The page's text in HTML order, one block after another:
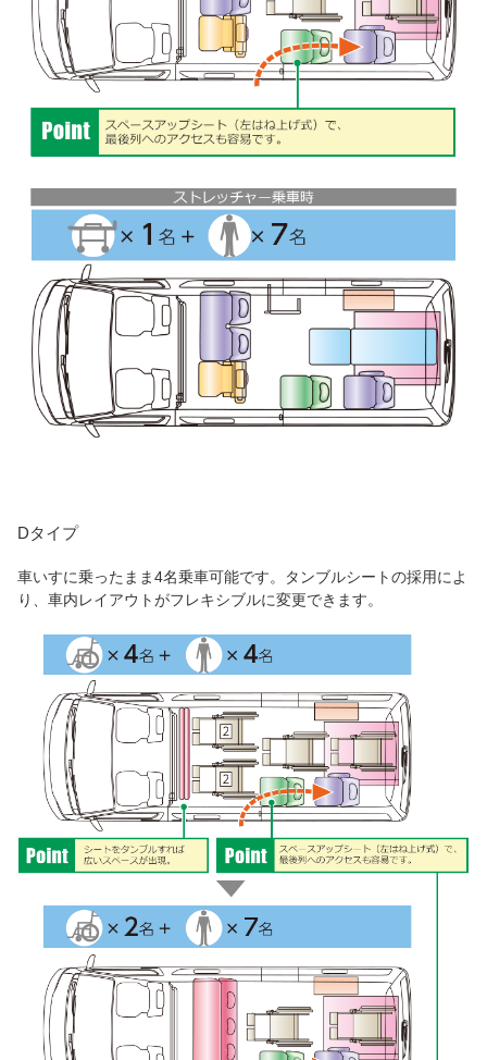
Dタイプ
車いすに乗ったまま4名乗車可能です。タンブルシートの採用によ
り、車内レイアウトがフレキシブルに変更できます。